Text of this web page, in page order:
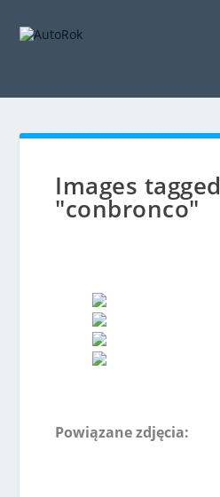
Images tagged
"conbronco"
Powiązane zdjęcia: